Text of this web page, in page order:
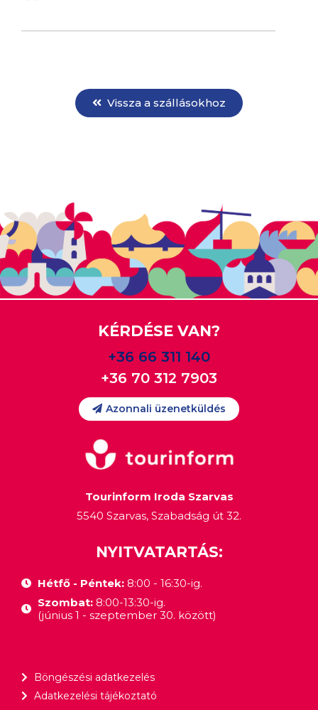
Vissza a szállásokhoz
KÉRDÉSE VAN?
+36 66 311 140
+36 70 312 7903
Azonnali üzenetküldés
Tourinform Iroda Szarvas
5540 Szarvas, Szabadság út 32.
NYITVATARTÁS:
Hétfő - Péntek:8:00 - 16:30-ig.
Szombat: 8:00-13:30-ig.
(június 1 - szeptember 30. között)
Böngészési adatkezelés
Adatkezelési tájékoztató